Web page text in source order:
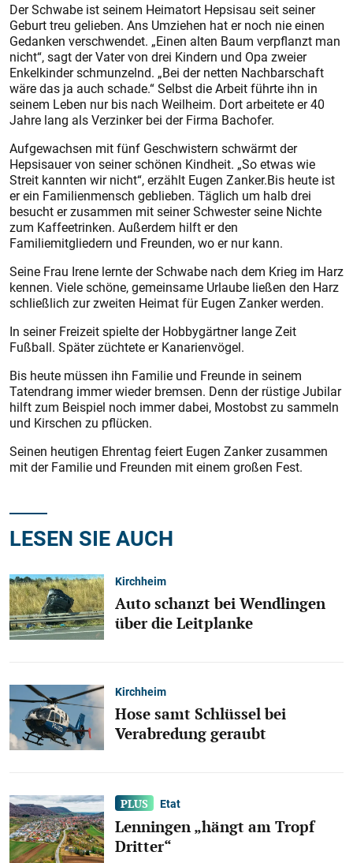
Der Schwabe ist seinem Heimatort Hepsisau seit seiner
Geburt treu gelieben. Ans Umziehen hat er noch nie einen
Gedanken verschwendet. „Einen alten Baum verpflanzt man
nicht“, sagt der Vater von drei Kindern und Opa zweier
Enkelkinder schmunzelnd. „Bei der netten Nachbarschaft
wäre das ja auch schade.“ Selbst die Arbeit führte ihn in
seinem Leben nur bis nach Weilheim. Dort arbeitete er 40
Jahre lang als Verzinker bei der Firma Bachofer.
Aufgewachsen mit fünf Geschwis­tern schwärmt der
Hepsisauer von seiner schönen Kindheit. „So etwas wie
Streit kannten wir nicht“, erzählt Eugen Zanker.Bis heute ist
er ein Familienmensch geblieben. Täglich um halb drei
besucht er zusammen mit seiner Schwester seine Nichte
zum Kaffeetrinken. Außerdem hilft er den
Familiemitgliedern und Freunden, wo er nur kann.
Seine Frau Irene lernte der Schwabe nach dem Krieg im Harz
kennen. Viele schöne, gemeinsame Urlaube ließen den Harz
schließlich zur zweiten Heimat für Eugen Zanker werden.
In seiner Freizeit spielte der Hobbygärtner lange Zeit
Fußball. Später züchtete er Kanarienvögel.
Bis heute müssen ihn Familie und Freunde in seinem
Tatendrang immer wieder bremsen. Denn der rüstige Jubilar
hilft zum Beispiel noch immer dabei, Mostobst zu sammeln
und Kirschen zu pflücken.
Seinen heutigen Ehrentag feiert Eugen Zanker zusammen
mit der Familie und Freunden mit einem gro­ßen Fest.
LESEN SIE AUCH
Kirchheim
Auto schanzt bei Wendlingen
über die Leitplanke
Kirchheim
Hose samt Schlüssel bei
Verabredung geraubt
Etat
Lenningen „hängt am Tropf
Dritter“